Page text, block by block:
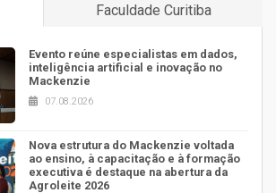
Faculdade Curitiba
Evento reúne especialistas em dados,
inteligência artificial e inovação no
Mackenzie
07.08.2026
Nova estrutura do Mackenzie voltada
ao ensino, à capacitação e à formação
executiva é destaque na abertura da
Agroleite 2026